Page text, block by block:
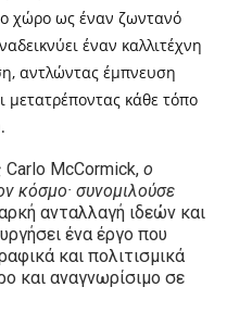
χώρο ως έναν ζωντανό
έναν καλλιτέχνη
αντλώντας έμπνευση
μετατρέποντας κάθε τόπο
McCormick, ο
κόσμο· συνομιλούσε
ανταλλαγή ιδεών και
ένα έργο που
και πολιτισμικά
και αναγνωρίσιμο σε